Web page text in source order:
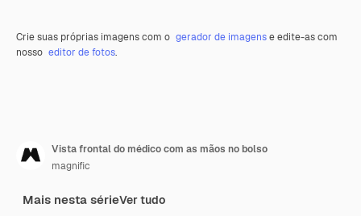
Crie suas próprias imagens com o gerador de imagense edite-as com
nosso editor de fotos.
Vista frontal do médico com as mãos no bolso
magnific
Mais nesta sérieVer tudo